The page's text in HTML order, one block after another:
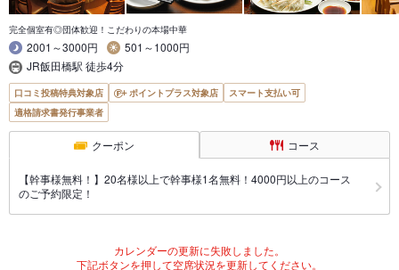
完全個室有◎団体歓迎！こだわりの本場中華
2001～3000円
501～1000円
JR飯田橋駅 徒歩4分
口コミ投稿特典対象店 ポイントプラス対象店
スマート支払い可
適格請求書発行事業者
クーポン コース
【幹事様無料！】20名様以上で幹事様1名無料！4000円以上のコース
のご予約限定！
カレンダーの更新に失敗しました。
下記ボタンを押して空席状況を更新してください。